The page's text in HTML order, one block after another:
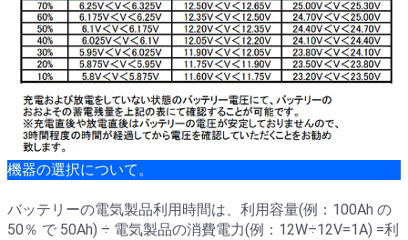
機器の選択について。
バッテリーの電気製品利用時間は、利用容量(例：100Ah の
50％ で 50Ah) ÷ 電気製品の消費電力(例：12W÷12V=1A) =利